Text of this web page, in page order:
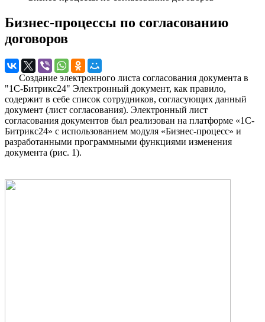
Бизнес-процессы по согласованию
договоров
Создание электронного листа согласования документа в
"1С-Битрикс24" Электронный документ, как правило,
содержит в себе список сотрудников, согласующих данный
документ (лист согласования). Электронный лист
согласования документов был реализован на платформе «1С-
Битрикс24» с использованием модуля «Бизнес-процесс» и
разработанными программными функциями изменения
документа (рис. 1).